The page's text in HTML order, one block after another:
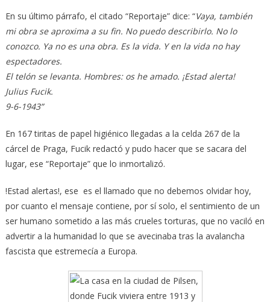
En su último párrafo, el citado “Reportaje” dice: “Vaya, también
mi obra se aproxima a su fin. No puedo describirlo. No lo
conozco. Ya no es una obra. Es la vida. Y en la vida no hay
espectadores.
El telón se levanta. Hombres: os he amado. ¡Estad alerta!
Julius Fucik.
9-6-1943”
En 167 tiritas de papel higiénico llegadas a la celda 267 de la
cárcel de Praga, Fucik redactó y pudo hacer que se sacara del
lugar, ese “Reportaje” que lo inmortalizó.
!Estad alertas!, ese es el llamado que no debemos olvidar hoy,
por cuanto el mensaje contiene, por sí solo, el sentimiento de un
ser humano sometido a las más crueles torturas, que no vaciló en
advertir a la humanidad lo que se avecinaba tras la avalancha
fascista que estremecía a Europa.